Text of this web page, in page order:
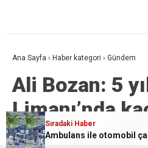
Sıradaki Haber
Ana Sayfa › Haber kategori › Gündem
Ali Bozan: 5
Limanı’nda
uyuşturucu ve